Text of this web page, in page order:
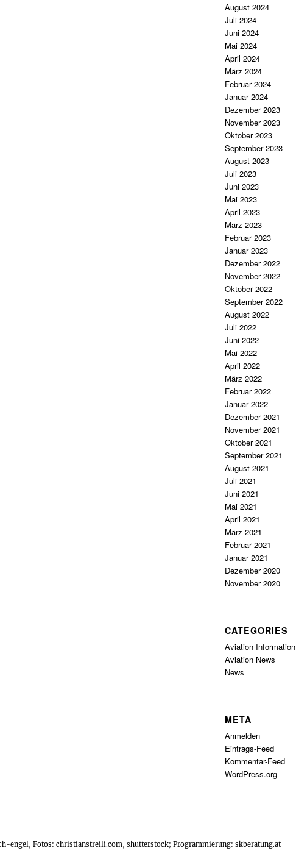
August 2024
Juli 2024
Juni 2024
Mai 2024
April 2024
März 2024
Februar 2024
Januar 2024
Dezember 2023
November 2023
Oktober 2023
September 2023
August 2023
Juli 2023
Juni 2023
Mai 2023
April 2023
März 2023
Februar 2023
Januar 2023
Dezember 2022
November 2022
Oktober 2022
September 2022
August 2022
Juli 2022
Juni 2022
Mai 2022
April 2022
März 2022
Februar 2022
Januar 2022
Dezember 2021
November 2021
Oktober 2021
September 2021
August 2021
Juli 2021
Juni 2021
Mai 2021
April 2021
März 2021
Februar 2021
Januar 2021
Dezember 2020
November 2020
CATEGORIES
Aviation Information
Aviation News
News
META
Anmelden
Eintrags-Feed
Kommentar-Feed
WordPress.org
engel, Fotos: christianstreili.com, shutterstock; Programmierung: skberatung.at